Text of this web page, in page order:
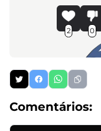
2 0
Comentários: